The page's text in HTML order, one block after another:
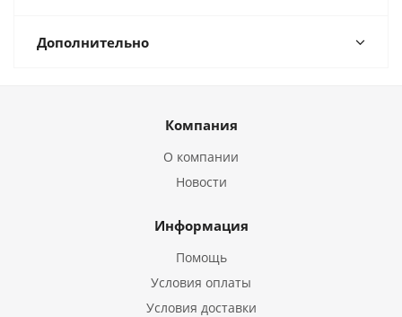
Дополнительно
Компания
О компании
Новости
Информация
Помощь
Условия оплаты
Условия доставки